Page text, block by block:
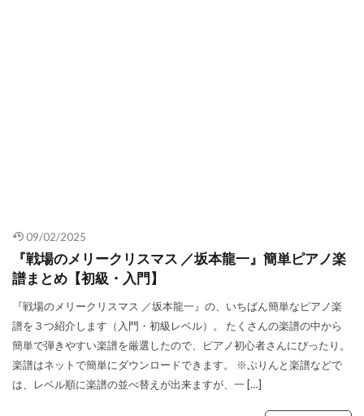
09/02/2025
『戦場のメリークリスマス ／坂本龍一』簡単ピアノ楽
譜まとめ【初級・入門】
『戦場のメリークリスマス ／坂本龍一』の、いちばん簡単なピアノ楽
譜を３つ紹介します（入門・初級レベル）。 たくさんの楽譜の中から
簡単で弾きやすい楽譜を厳選したので、ピアノ初心者さんにぴったり。
楽譜はネットで簡単にダウンロードできます。 ※ぷりんと楽譜などで
は、レベル順に楽譜の並べ替えが出来ますが、一 […]